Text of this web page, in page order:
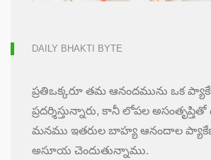
DAILY BHAKTI BYTE
ప్రతిఒక్కరూ తమ ఆనందమును ఒక
ప్రదర్శిస్తున్నారు, కానీ లోపల
మనము ఇతరుల బాహ్య ఆనందాల
అసూయ చెందుతున్నాము.